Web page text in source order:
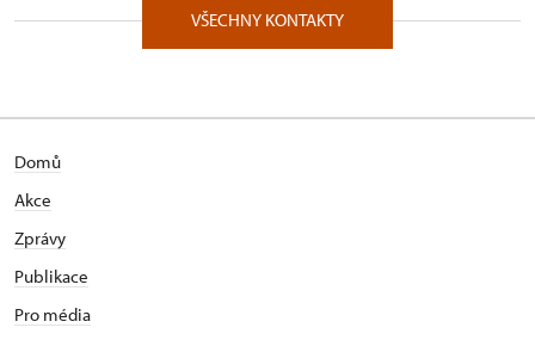
VŠECHNY KONTAKTY
Domů
Akce
Zprávy
Publikace
Pro média